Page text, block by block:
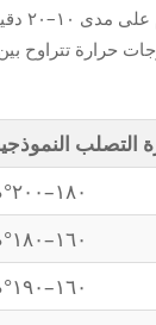
التصلب
١٨٠–٢٠٠°م
١٦٠–١٨٠°م
١٦٠–١٩٠°م